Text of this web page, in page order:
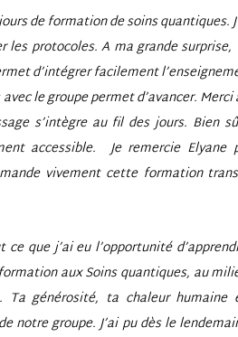
de formation de soins quantiques.
les protocoles. A ma grande
d’intégrer facilement
le groupe permet d’avancer.
s’intègre au fil des jours. Bien
accessible. Je remercie
vivement cette formation
ce que j’ai eu l’opportunité
aux Soins quantiques, au
Ta générosité, ta chaleur
notre groupe. J’ai pu dès le